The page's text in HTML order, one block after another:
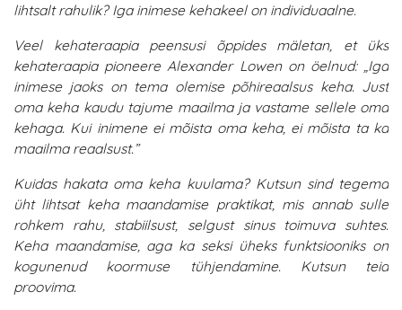
lihtsalt rahulik? Iga inimese kehakeel on individuaalne.
Veel kehateraapia peensusi õppides mäletan, et üks
kehateraapia pioneere Alexander Lowen on öelnud: „Iga
inimese jaoks on tema olemise põhireaalsus keha. Just
oma keha kaudu tajume maailma ja vastame sellele oma
kehaga. Kui inimene ei mõista oma keha, ei mõista ta ka
maailma reaalsust.”
Kuidas hakata oma keha kuulama? Kutsun sind tegema
üht lihtsat keha maandamise praktikat, mis annab sulle
rohkem rahu, stabiilsust, selgust sinus toimuva suhtes.
Keha maandamise, aga ka seksi üheks funktsiooniks on
kogunenud koormuse tühjendamine. Kutsun teid
proovima.